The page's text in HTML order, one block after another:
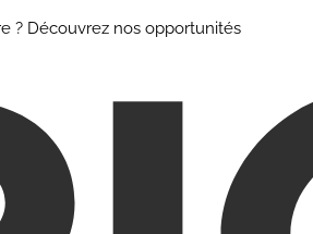
? Découvrez nos opportunités